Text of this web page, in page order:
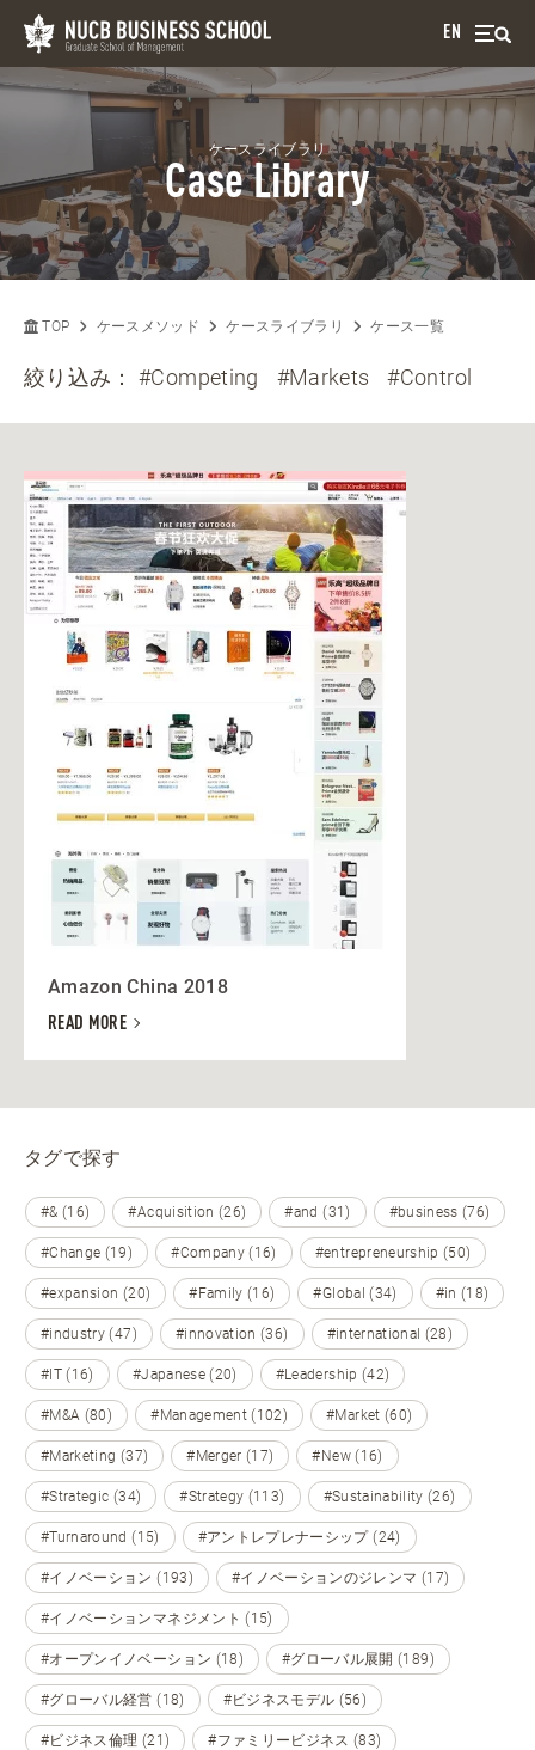
EN
ケースライブラリ
Case Library
TOP ケースメソッド ケースライブラリ ケース一覧
絞り込み：#Competing #Markets #Control
Amazon China 2018
READ MORE
タグで探す
#& (16) #Acquisition (26) #and (31) #business (76)
#Change (19) #Company (16) #entrepreneurship (50)
#expansion (20) #Family (16) #Global (34) #in (18)
#industry (47) #innovation (36) #international (28)
#IT (16) #Japanese (20) #Leadership (42)
#M&A (80) #Management (102) #Market (60)
#Marketing (37) #Merger (17) #New (16)
#Strategic (34) #Strategy (113) #Sustainability (26)
#Turnaround (15) #アントレプレナーシップ (24)
#イノベーション (193) #イノベーションのジレンマ (17)
#イノベーションマネジメント (15)
#オープンイノベーション (18) #グローバル展開 (189)
#グローバル経営 (18) #ビジネスモデル (56)
#ビジネス倫理 (21) #ファミリービジネス (83)